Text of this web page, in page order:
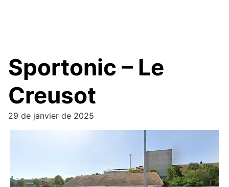
Sportonic – Le
Creusot
29 de janvier de 2025